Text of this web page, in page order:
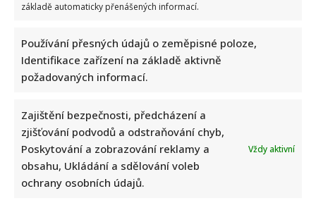
základě automaticky přenášených informací.
Používání přesných údajů o zeměpisné poloze,
Identifikace zařízení na základě aktivně
požadovaných informací.
Zajištění bezpečnosti, předcházení a
zjišťování podvodů a odstraňování chyb,
Poskytování a zobrazování reklamy a
obsahu, Ukládání a sdělování voleb
ochrany osobních údajů.
Vždy aktivní
Petr Fiala poslal pozdrav z dovolené v Itálii: Fotka s
manželkou potěšila všechny fanoušky
6. 8. 2026